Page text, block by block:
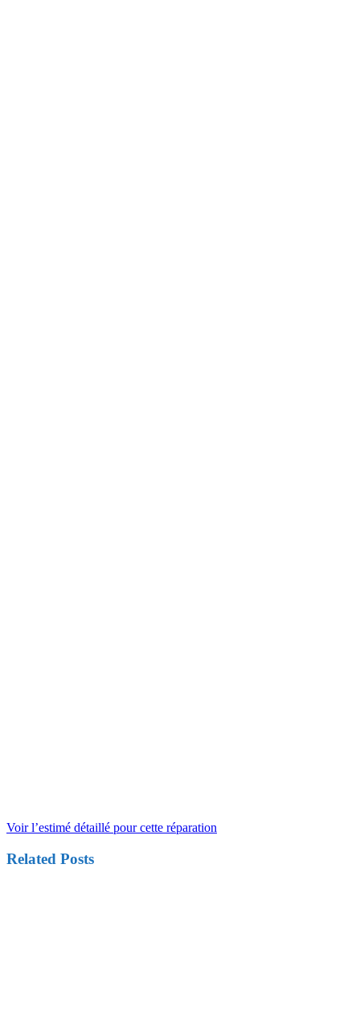
Voir l’estimé détaillé pour cette réparation
Related Posts